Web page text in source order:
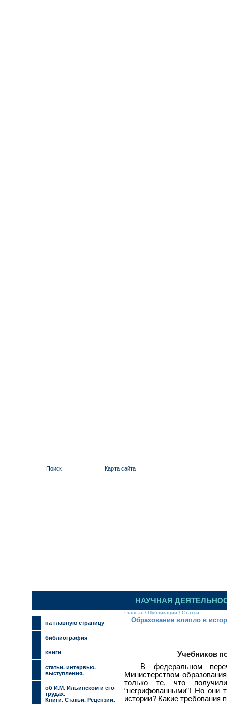
Поиск Карта сайта
НАУЧНАЯ
на главную страницу
библиография
книги
cтатьи. интервью.
выступления.
об И.М. Ильинском и его
трудах.
Книги. Статьи. Рецензии.
Главная / Публикации / Статьи
Образование влипло в
Учебников
В федеральном
Министерством
только те, что
“негрифованными”! Но
истории? Какие требования